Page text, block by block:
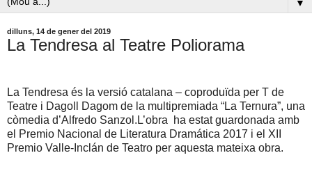
▼
dilluns, 14 de gener del 2019
La Tendresa al Teatre Poliorama
La Tendresa és la versió catalana – coproduïda per T de
Teatre i Dagoll Dagom de la multipremiada “La Ternura”, una
còmedia d’Alfredo Sanzol.L’obra ha estat guardonada amb
el Premio Nacional de Literatura Dramática 2017 i el XII
Premio Valle-Inclán de Teatro per aquesta mateixa obra.